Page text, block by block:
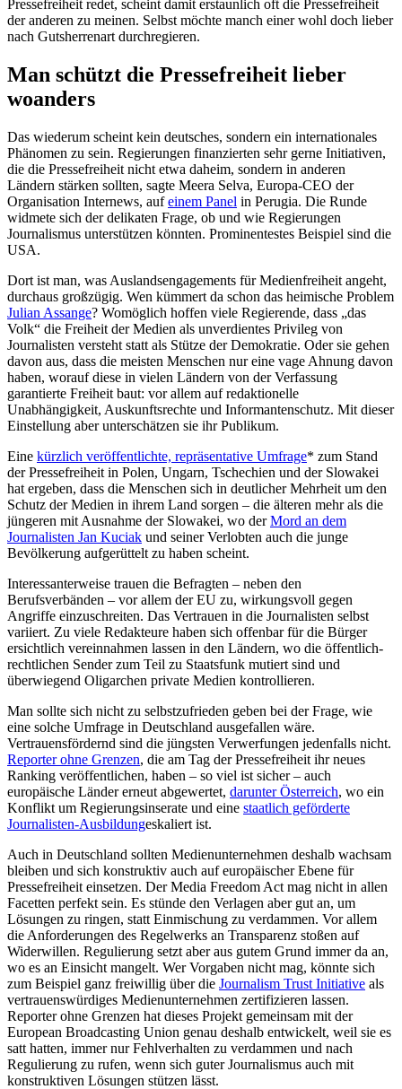
Pressefreiheit redet, scheint damit erstaunlich oft die Pressefreiheit
der anderen zu meinen. Selbst möchte manch einer wohl doch lieber
nach Gutsherrenart durchregieren.
Man schützt die Pressefreiheit lieber
woanders
Das wiederum scheint kein deutsches, sondern ein internationales
Phänomen zu sein. Regierungen finanzierten sehr gerne Initiativen,
die die Pressefreiheit nicht etwa daheim, sondern in anderen
Ländern stärken sollten, sagte Meera Selva, Europa-CEO der
Organisation Internews, aufeinem Panel in Perugia. Die Runde
widmete sich der delikaten Frage, ob und wie Regierungen
Journalismus unterstützen könnten. Prominentestes Beispiel sind die
USA.
Dort ist man, was Auslandsengagements für Medienfreiheit angeht,
durchaus großzügig. Wen kümmert da schon das heimische Problem
Julian Assange? Womöglich hoffen viele Regierende, dass „das
Volk“ die Freiheit der Medien als unverdientes Privileg von
Journalisten versteht statt als Stütze der Demokratie. Oder sie gehen
davon aus, dass die meisten Menschen nur eine vage Ahnung davon
haben, worauf diese in vielen Ländern von der Verfassung
garantierte Freiheit baut: vor allem auf redaktionelle
Unabhängigkeit, Auskunftsrechte und Informantenschutz. Mit dieser
Einstellung aber unterschätzen sie ihr Publikum.
Eine kürzlich veröffentlichte, repräsentative Umfrage* zum Stand
der Pressefreiheit in Polen, Ungarn, Tschechien und der Slowakei
hat ergeben, dass die Menschen sich in deutlicher Mehrheit um den
Schutz der Medien in ihrem Land sorgen – die älteren mehr als die
jüngeren mit Ausnahme der Slowakei, wo derMord an dem
Journalisten Jan Kuciak und seiner Verlobten auch die junge
Bevölkerung aufgerüttelt zu haben scheint.
Interessanterweise trauen die Befragten – neben den
Berufsverbänden – vor allem der EU zu, wirkungsvoll gegen
Angriffe einzuschreiten. Das Vertrauen in die Journalisten selbst
variiert. Zu viele Redakteure haben sich offenbar für die Bürger
ersichtlich vereinnahmen lassen in den Ländern, wo die öffentlich-
rechtlichen Sender zum Teil zu Staatsfunk mutiert sind und
überwiegend Oligarchen private Medien kontrollieren.
Man sollte sich nicht zu selbstzufrieden geben bei der Frage, wie
eine solche Umfrage in Deutschland ausgefallen wäre.
Vertrauensfördernd sind die jüngsten Verwerfungen jedenfalls nicht.
Reporter ohne Grenzen, die am Tag der Pressefreiheit ihr neues
Ranking veröffentlichen, haben – so viel ist sicher – auch
europäische Länder erneut abgewertet, darunter Österreich, wo ein
Konflikt um Regierungsinserate und eine staatlich geförderte
Journalisten-Ausbildungeskaliert ist.
Auch in Deutschland sollten Medienunternehmen deshalb wachsam
bleiben und sich konstruktiv auch auf europäischer Ebene für
Pressefreiheit einsetzen. Der Media Freedom Act mag nicht in allen
Facetten perfekt sein. Es stünde den Verlagen aber gut an, um
Lösungen zu ringen, statt Einmischung zu verdammen. Vor allem
die Anforderungen des Regelwerks an Transparenz stoßen auf
Widerwillen. Regulierung setzt aber aus gutem Grund immer da an,
wo es an Einsicht mangelt. Wer Vorgaben nicht mag, könnte sich
zum Beispiel ganz freiwillig über die Journalism Trust Initiative als
vertrauenswürdiges Medienunternehmen zertifizieren lassen.
Reporter ohne Grenzen hat dieses Projekt gemeinsam mit der
European Broadcasting Union genau deshalb entwickelt, weil sie es
satt hatten, immer nur Fehlverhalten zu verdammen und nach
Regulierung zu rufen, wenn sich guter Journalismus auch mit
konstruktiven Lösungen stützen lässt.